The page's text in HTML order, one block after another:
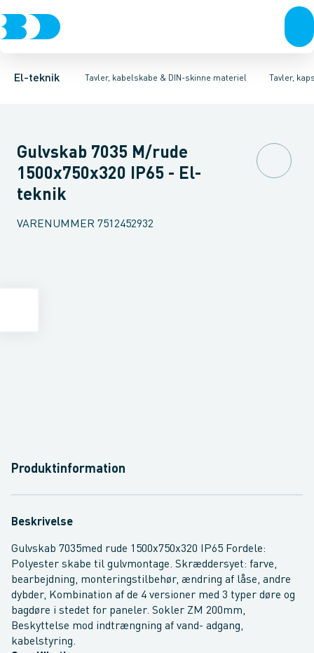
El-teknik Tavler, kabelskabe & DIN-skinne materiel
Afbrydere, stikkontakter & lampeudtagForgreningsmateriel
Tavler,
Tavler, kapsling og rackskabe Fordelings-/byggepladstavler
Ventilationsplade (indkapsling/skab)Dækplade / mærkeplade
Gulvskab 7035 M/rude
1500x750x320 IP65 - El-
teknik
VARENUMMER 7512452932
Produktinformation
Beskrivelse
Gulvskab 7035med rude 1500x750x320 IP65 Fordele:
Polyester skabe til gulvmontage. Skræddersyet: farve,
bearbejdning, monteringstilbehør, ændring af låse, andre
dybder, Kombination af de 4 versioner med 3 typer døre og
bagdøre i stedet for paneler. Sokler ZM 200mm,
Beskyttelse mod indtrængning af vand- adgang,
kabelstyring.